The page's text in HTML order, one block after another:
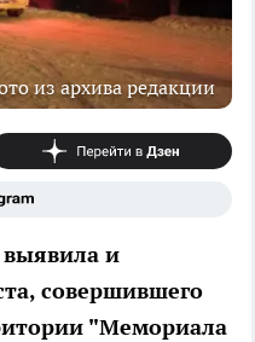
из архива редакции
и
совершившего
"Мемориала